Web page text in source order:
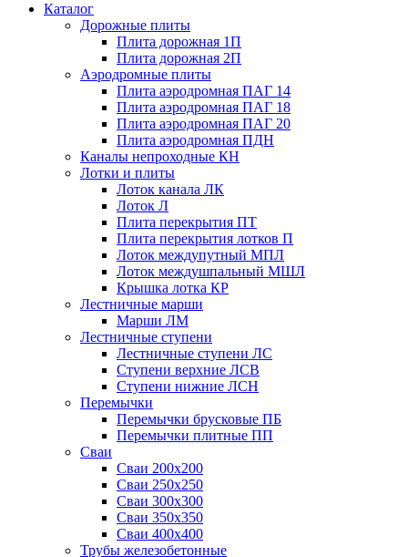
Каталог
Дорожные плиты
Плита дорожная 1П
Плита дорожная 2П
Аэродромные плиты
Плита аэродромная ПАГ 14
Плита аэродромная ПАГ 18
Плита аэродромная ПАГ 20
Плита аэродромная ПДН
Каналы непроходные КН
Лотки и плиты
Лоток канала ЛК
Лоток Л
Плита перекрытия ПТ
Плита перекрытия лотков П
Лоток междупутный МПЛ
Лоток междушпальный МШЛ
Крышка лотка КР
Лестничные марши
Марши ЛМ
Лестничные ступени
Лестничные ступени ЛС
Ступени верхние ЛСВ
Ступени нижние ЛСН
Перемычки
Перемычки брусковые ПБ
Перемычки плитные ПП
Сваи
Сваи 200х200
Сваи 250х250
Сваи 300х300
Сваи 350х350
Сваи 400х400
Трубы железобетонные